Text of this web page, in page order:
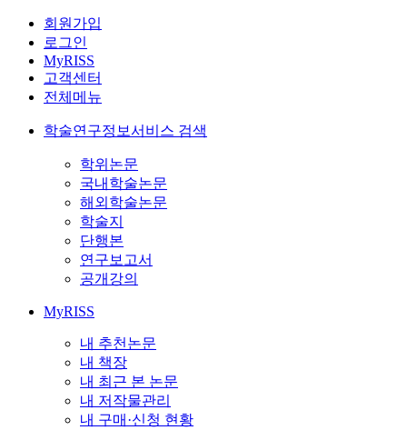
회원가입
로그인
MyRISS
고객센터
전체메뉴
학술연구정보서비스 검색
학위논문
국내학술논문
해외학술논문
학술지
단행본
연구보고서
공개강의
MyRISS
내 추천논문
내 책장
내 최근 본 논문
내 저작물관리
내 구매·신청 현황